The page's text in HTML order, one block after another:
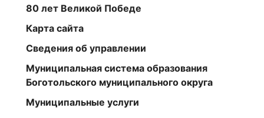
80 лет Великой Победе
Карта сайта
Сведения об управлении
Муниципальная система образования
Боготольского муниципального округа
Муниципальные услуги